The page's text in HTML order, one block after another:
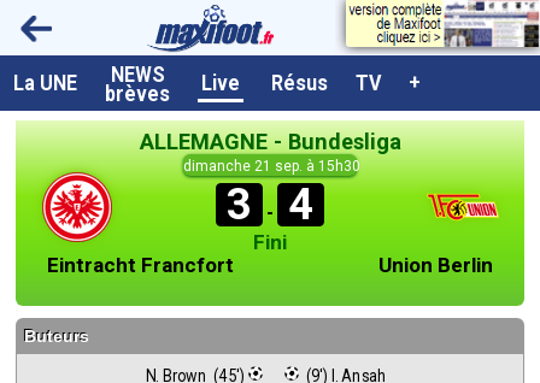
La UNE NEWS
brèves Live Résus TV +
ALLEMAGNE - Bundesliga
dimanche 21 sep. à 15h30
3 - 4
Fini
Eintracht Francfort
Union Berlin
Buteurs
N. Brown  (45') (9') I. Ansah
A la UNE
Dernières brèves
Live / Matchs en direct
Résultats et Classements
Class. buteurs européens
Programme TV foot
Vidéos